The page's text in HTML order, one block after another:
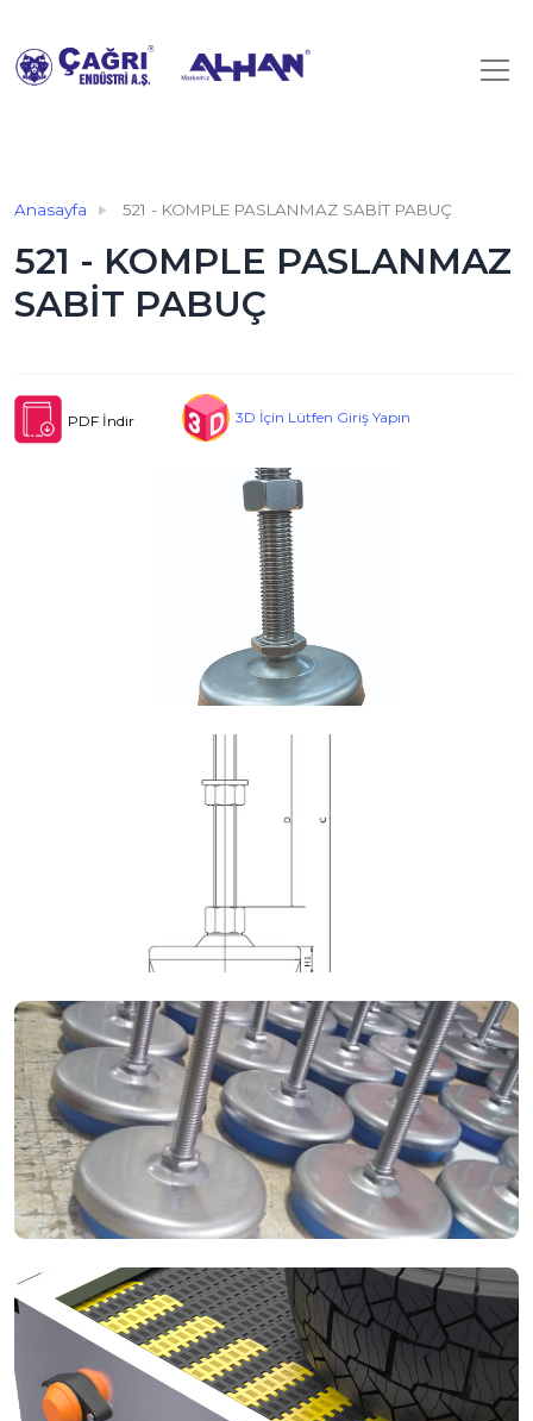
Anasayfa 521 - KOMPLE PASLANMAZ SABİT PABUÇ
521 - KOMPLE PASLANMAZ
SABİT PABUÇ
PDF İndir 3D İçin Lütfen Giriş Yapın